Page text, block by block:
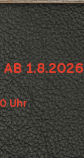
AB 1.8.2026
Uhr